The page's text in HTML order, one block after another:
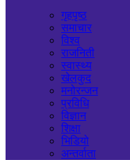
गृहपृष्ठ
समाचार
विश्व
राजनिती
स्वास्थ्य
खेलकुद
मनोरन्जन
प्रविधि
विज्ञान
शिक्षा
भिडियो
अन्तर्वाता